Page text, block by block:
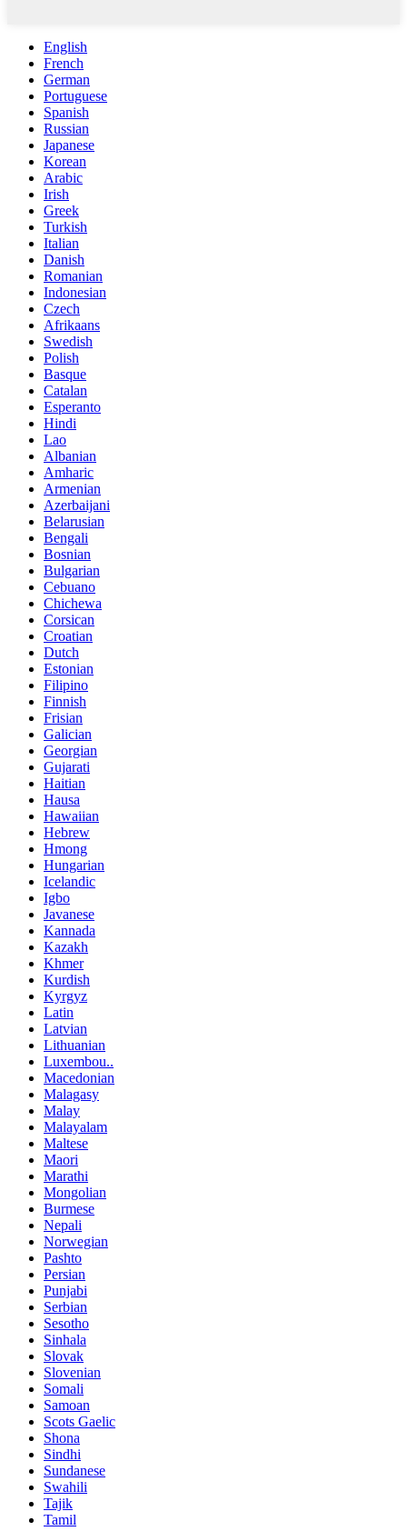
English
French
German
Portuguese
Spanish
Russian
Japanese
Korean
Arabic
Irish
Greek
Turkish
Italian
Danish
Romanian
Indonesian
Czech
Afrikaans
Swedish
Polish
Basque
Catalan
Esperanto
Hindi
Lao
Albanian
Amharic
Armenian
Azerbaijani
Belarusian
Bengali
Bosnian
Bulgarian
Cebuano
Chichewa
Corsican
Croatian
Dutch
Estonian
Filipino
Finnish
Frisian
Galician
Georgian
Gujarati
Haitian
Hausa
Hawaiian
Hebrew
Hmong
Hungarian
Icelandic
Igbo
Javanese
Kannada
Kazakh
Khmer
Kurdish
Kyrgyz
Latin
Latvian
Lithuanian
Luxembou..
Macedonian
Malagasy
Malay
Malayalam
Maltese
Maori
Marathi
Mongolian
Burmese
Nepali
Norwegian
Pashto
Persian
Punjabi
Serbian
Sesotho
Sinhala
Slovak
Slovenian
Somali
Samoan
Scots Gaelic
Shona
Sindhi
Sundanese
Swahili
Tajik
Tamil